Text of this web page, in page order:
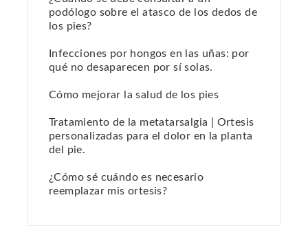
podólogo sobre el atasco de los dedos de
los pies?
Infecciones por hongos en las uñas: por
qué no desaparecen por sí solas.
Cómo mejorar la salud de los pies
Tratamiento de la metatarsalgia | Ortesis
personalizadas para el dolor en la planta
del pie.
¿Cómo sé cuándo es necesario
reemplazar mis ortesis?